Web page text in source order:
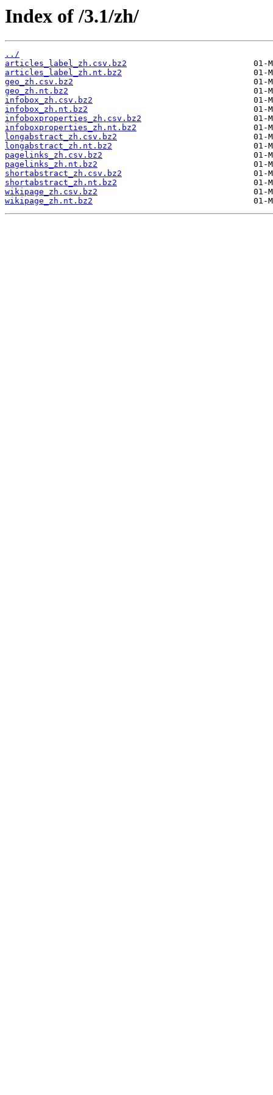
Index of /3.1/zh/
../
articles_label_zh.csv.bz2
articles_label_zh.nt.bz2
geo_zh.csv.bz2
geo_zh.nt.bz2
infobox_zh.csv.bz2
infobox_zh.nt.bz2
infoboxproperties_zh.csv.bz2
infoboxproperties_zh.nt.bz2
longabstract_zh.csv.bz2
longabstract_zh.nt.bz2
pagelinks_zh.csv.bz2
pagelinks_zh.nt.bz2
shortabstract_zh.csv.bz2
shortabstract_zh.nt.bz2
wikipage_zh.csv.bz2
wikipage_zh.nt.bz2